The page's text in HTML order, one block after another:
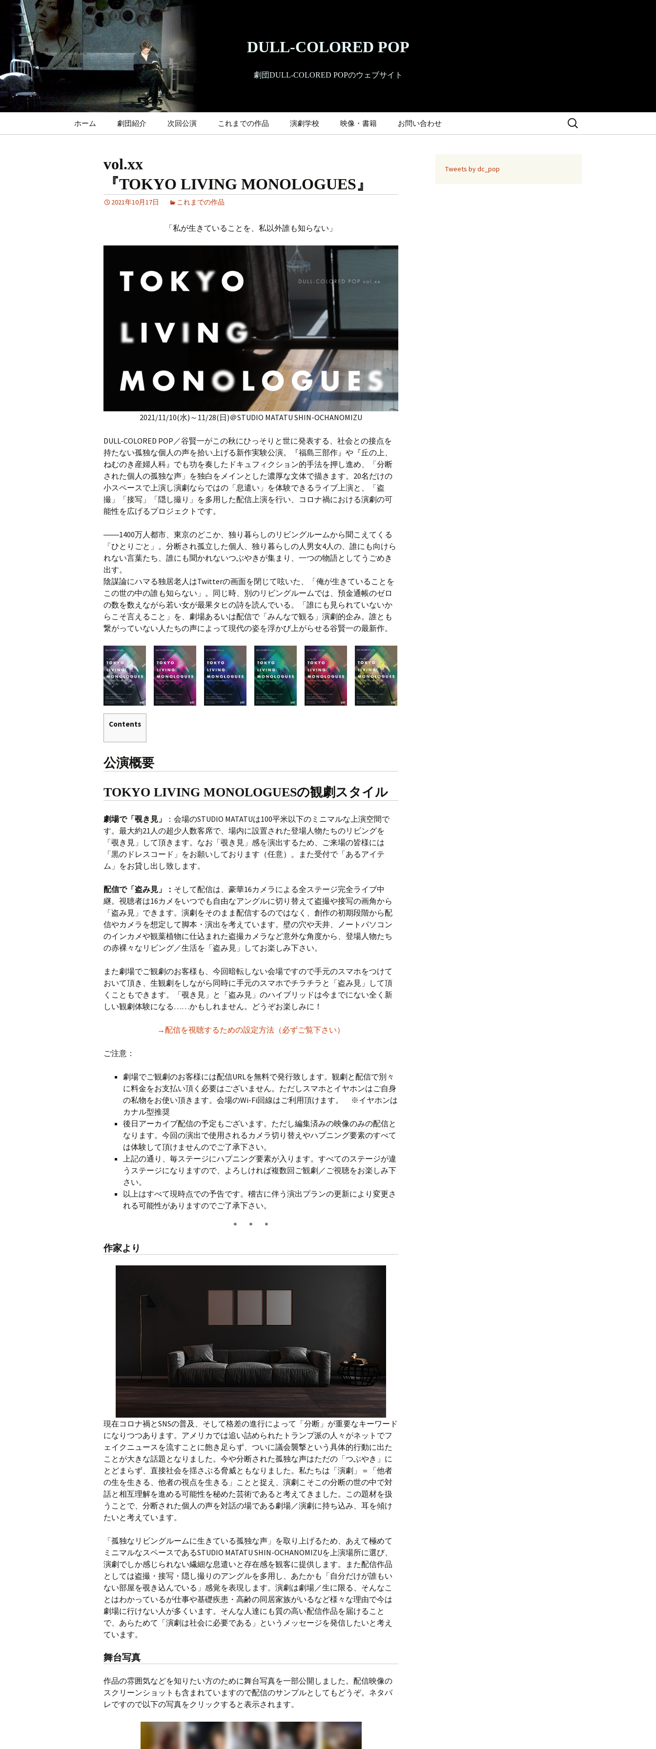
ス
キ
ッ
プ
DULL-COLORED POP
劇団DULL-COLORED POPのウェブサイト
ホーム 劇団紹介 次回公演 これまでの作品 演劇学校 映像・書籍 お問い合わせ
検
索:
vol.xx
『TOKYO LIVING MONOLOGUES』
2021年10月17日 これまでの作品
「私が生きていることを、私以外誰も知らない」
2021/11/10(水)～11/28(日)＠STUDIO MATATU SHIN-OCHANOMIZU
DULL-COLORED POP／谷賢一がこの秋にひっそりと世に発表する、社会との接点を
持たない孤独な個人の声を拾い上げる新作実験公演。『福島三部作』や『丘の上、
ねむのき産婦人科』でも功を奏したドキュフィクション的手法を押し進め、「分断
された個人の孤独な声」を独白をメインとした濃厚な文体で描きます。20名だけの
小スペースで上演し演劇ならではの「息遣い」を体験できるライブ上演と、「盗
撮」「接写」「隠し撮り」を多用した配信上演を行い、コロナ禍における演劇の可
能性を広げるプロジェクトです。
――1400万人都市、東京のどこか、独り暮らしのリビングルームから聞こえてくる
「ひとりごと」。分断され孤立した個人、独り暮らしの人男女4人の、誰にも向けら
れない言葉たち、誰にも聞かれないつぶやきが集まり、一つの物語としてうごめき
出す。
陰謀論にハマる独居老人はTwitterの画面を閉じて呟いた、「俺が生きていることを
この世の中の誰も知らない」。同じ時、別のリビングルームでは、預金通帳のゼロ
の数を数えながら若い女が最果タヒの詩を読んでいる。「誰にも見られていないか
らこそ言えること」を、劇場あるいは配信で「みんなで観る」演劇的企み。誰とも
繋がっていない人たちの声によって現代の姿を浮かび上がらせる谷賢一の最新作。
Contents
公演概要
TOKYO LIVING MONOLOGUESの観劇スタイル
劇場で「覗き見」
：会場のSTUDIO MATATUは100平米以下のミニマルな上演空間で
す。最大約21人の超少人数客席で、場内に設置された登場人物たちのリビングを
「覗き見」して頂きます。なお「覗き見」感を演出するため、ご来場の皆様には
「黒のドレスコード」をお願いしております（任意）。また受付で「あるアイテ
ム」をお貸し出し致します。
配信で「盗み見」： そして配信は、豪華16カメラによる全ステージ完全ライブ中
継。視聴者は16カメをいつでも自由なアングルに切り替えて盗撮や接写の画角から
「盗み見」できます。演劇をそのまま配信するのではなく、創作の初期段階から配
信やカメラを想定して脚本・演出を考えています。壁の穴や天井、ノートパソコン
のインカメや観葉植物に仕込まれた盗撮カメラなど意外な角度から、登場人物たち
の赤裸々なリビング／生活を「盗み見」してお楽しみ下さい。
また劇場でご観劇のお客様も、今回暗転しない会場ですので手元のスマホをつけて
おいて頂き、生観劇をしながら同時に手元のスマホでチラチラと「盗み見」して頂
くこともできます。「覗き見」と「盗み見」のハイブリッドは今までにない全く新
しい観劇体験になる……かもしれません。どうぞお楽しみに！
→配信を視聴するための設定方法（必ずご覧下さい）
ご注意：
劇場でご観劇のお客様には配信URLを無料で発行致します。観劇と配信で別々
に料金をお支払い頂く必要はございません。ただしスマホとイヤホンはご自身
の私物をお使い頂きます。会場のWi-Fi回線はご利用頂けます。 ※イヤホンは
カナル型推奨
後日アーカイブ配信の予定もございます。ただし編集済みの映像のみの配信と
なります。今回の演出で使用されるカメラ切り替えやハプニング要素のすべて
は体験して頂けませんのでご了承下さい。
上記の通り、毎ステージにハプニング要素が入ります。すべてのステージが違
うステージになりますので、よろしければ複数回ご観劇／ご視聴をお楽しみ下
さい。
以上はすべて現時点での予告です。稽古に伴う演出プランの更新により変更さ
れる可能性がありますのでご了承下さい。
＊ ＊ ＊
作家より
現在コロナ禍とSNSの普及、そして格差の進行によって「分断」が重要なキーワード
になりつつあります。アメリカでは追い詰められたトランプ派の人々がネットでフ
ェイクニュースを流すことに飽き足らず、ついに議会襲撃という具体的行動に出た
ことが大きな話題となりました。今や分断された孤独な声はただの「つぶやき」に
とどまらず、直接社会を揺さぶる脅威ともなりました。私たちは「演劇」＝「他者
の生を生きる、他者の視点を生きる」ことと捉え、演劇こそこの分断の世の中で対
話と相互理解を進める可能性を秘めた芸術であると考えてきました。この題材を扱
うことで、分断された個人の声を対話の場である劇場／演劇に持ち込み、耳を傾け
たいと考えています。
「孤独なリビングルームに生きている孤独な声」を取り上げるため、あえて極めて
ミニマルなスペースであるSTUDIO MATATU SHIN-OCHANOMIZUを上演場所に選び、
演劇でしか感じられない繊細な息遣いと存在感を観客に提供します。また配信作品
としては盗撮・接写・隠し撮りのアングルを多用し、あたかも「自分だけが誰もい
ない部屋を覗き込んでいる」感覚を表現します。演劇は劇場／生に限る、そんなこ
とはわかっているが仕事や基礎疾患・高齢の同居家族がいるなど様々な理由で今は
劇場に行けない人が多くいます。そんな人達にも質の高い配信作品を届けること
で、あらためて「演劇は社会に必要である」というメッセージを発信したいと考え
ています。
舞台写真
作品の雰囲気などを知りたい方のために舞台写真を一部公開しました。配信映像の
スクリーンショットも含まれていますので配信のサンプルとしてもどうぞ。ネタバ
レですので以下の写真をクリックすると表示されます。
Tweets by dc_pop